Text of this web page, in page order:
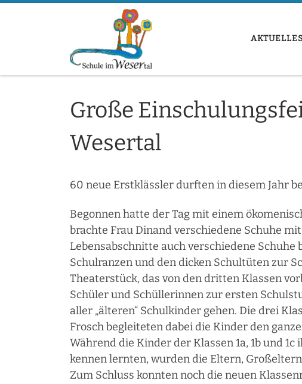
AKTUELLES
Große
Wesertal
60 neue Erstklässler durften in diesem Jahr
Begonnen hatte der Tag mit einem
brachte Frau Dinand verschiedene Schuhe
Lebensabschnitte auch verschiedene Schuhe
Schulranzen und den dicken Schultüten zur
Theaterstück, das von den dritten Klassen
Schüler und Schüllerinnen zur ersten
aller „älteren“ Schulkinder gehen. Die drei
Frosch begleiteten dabei die Kinder den
Während die Kinder der Klassen 1a, 1b und
kennen lernten, wurden die Eltern,
Zum Schluss konnten noch die neuen